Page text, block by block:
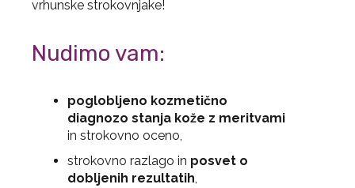
vrhunske strokovnjake!
Nudimo vam:
poglobljeno kozmetično
diagnozo stanja kože z meritvami
in strokovno oceno,
strokovno razlago in posvet o
dobljenih rezultatih,